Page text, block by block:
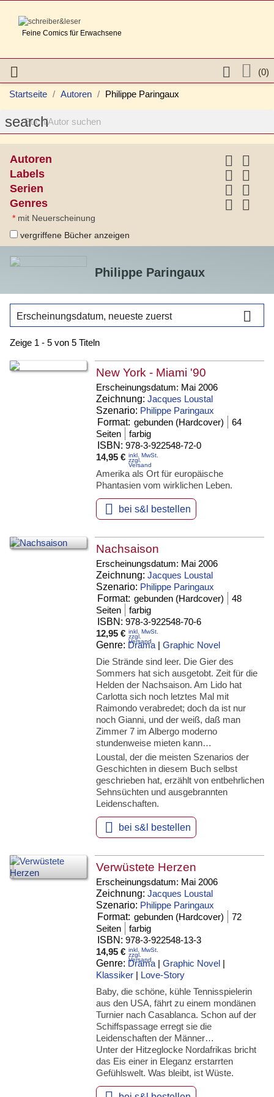
Feine Comics für Erwachsene
  (0)

Startseite Autoren Philippe Paringaux
search
Autoren  
Labels  
Serien  
Genres  
* mit Neuerscheinung
vergriffene Bücher anzeigen
Philippe Paringaux
Erscheinungsdatum, neueste zuerst 
Zeige 1 - 5 von 5 Titeln
New York - Miami '90
Erscheinungsdatum: Mai 2006
Zeichnung: Jacques Loustal
Szenario: Philippe Paringaux
Format: gebunden (Hardcover)
64
Seiten
farbig
ISBN: 978-3-922548-72-0
14,95 € inkl. MwSt.
zzgl.
Versand
Amerika als Ort für europäische
Phantasien vom wirklichen Leben.
 bei s&l bestellen
Nachsaison
Erscheinungsdatum: Mai 2006
Zeichnung: Jacques Loustal
Szenario: Philippe Paringaux
Format: gebunden (Hardcover)
48
Seiten
farbig
ISBN: 978-3-922548-70-6
12,95 € inkl. MwSt.
zzgl.
Versand
Genre: Drama| Graphic Novel
Die Strände sind leer. Die Gier des
Sommers hat sich ausgetobt. Zeit für die
Helden der Nachsaison. Am Lido hat
Carlotta sich noch letztes Mal mit
Raimondo verabredet; doch da ist nur
noch Gianni, und der weiß, daß man
Zimmer 7 im Albergo moderno
stundenweise mieten kann…
Loustal, der die meisten Szenarios der
Geschichten in diesem Buch selbst
geschrieben hat, erzählt von entbehrlichen
Sehnsüchten und ausgebrannten
Leidenschaften.
 bei s&l bestellen
Verwüstete Herzen
Erscheinungsdatum: Mai 2006
Zeichnung: Jacques Loustal
Szenario: Philippe Paringaux
Format: gebunden (Hardcover)
72
Seiten
farbig
ISBN: 978-3-922548-13-3
14,95 € inkl. MwSt.
zzgl.
Versand
Genre: Drama| Graphic Novel|
Klassiker| Love-Story
Baby, die schöne, kühle Tennisspielerin
aus den USA, fährt zu einem mondänen
Turnier nach Casablanca. Schon auf der
Schiffspassage erregt sie die
Leidenschaften der Männer…
Unter der Hitzeglocke Nordafrikas bricht
das Eis einer in Eleganz erstarrten
Gefühlswelt. Was bleibt, ist Wüste.